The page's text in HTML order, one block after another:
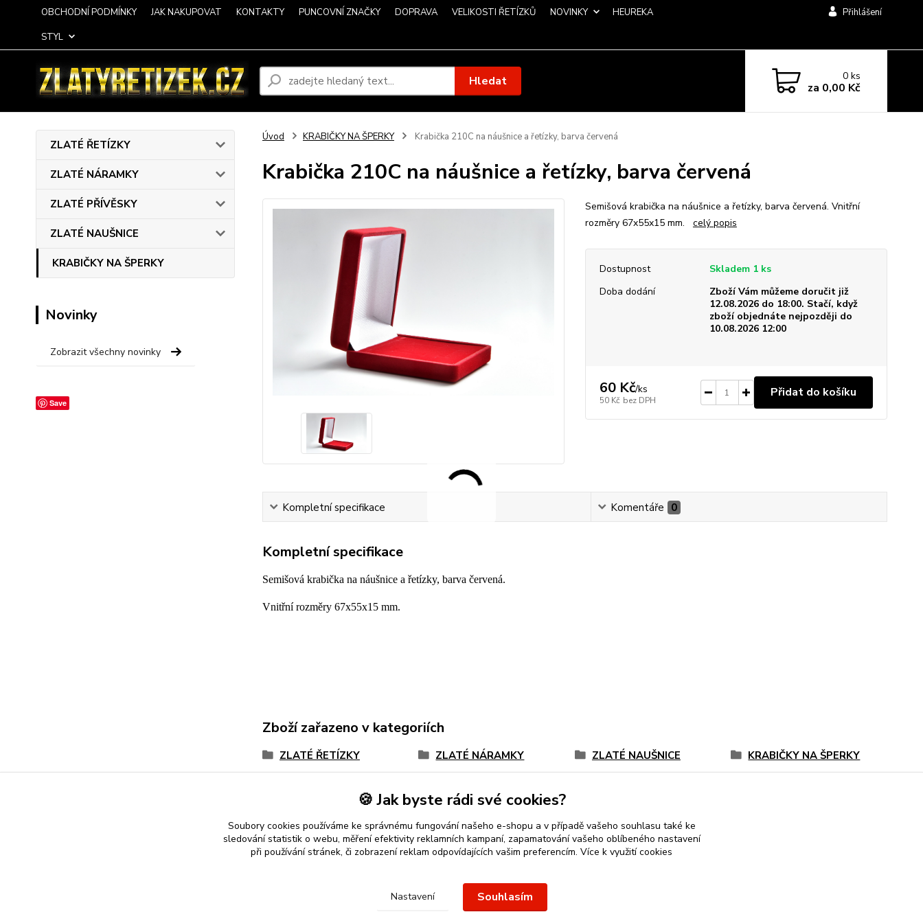
OBCHODNÍ PODMÍNKY JAK NAKUPOVAT KONTAKTY PUNCOVNÍ ZNAČKY DOPRAVA VELIKOSTI ŘETÍZKŮ NOVINKY
HEUREKA
STYL
Přihlášení
Hledat 0ks
za 0,00 Kč
ZLATÉ ŘETÍZKY
ZLATÉ NÁRAMKY
ZLATÉ PŘÍVĚSKY
ZLATÉ NAUŠNICE
KRABIČKY NA ŠPERKY
Novinky
Zobrazit všechny novinky
Save
Úvod KRABIČKY NA ŠPERKY Krabička 210C na náušnice a řetízky, barva červená
Krabička 210C na náušnice a řetízky, barva červená
Semišová krabička na náušnice a řetízky, barva červená. Vnitřní
rozměry 67x55x15 mm. celý popis
Dostupnost
Skladem 1 ks
Doba dodání
Zboží Vám můžeme doručit již
12.08.2026 do 18:00. Stačí, když
zboží objednáte nejpozději do
10.08.2026 12:00
60 Kč/ks
50 Kč bez DPH
Přidat do košíku
Kompletní specifikace Komentáře 0
Kompletní specifikace
Semišová krabička na náušnice a řetízky, barva červená.
Vnitřní rozměry 67x55x15 mm.
Zboží zařazeno v kategoriích
ZLATÉ ŘETÍZKY ZLATÉ NÁRAMKY ZLATÉ NAUŠNICE
KRABIČKY NA ŠPERKY
Křížek
nebo řetízek spolehlivý nápad na dárek.
🍪 Jak byste rádi své cookies?
Soubory cookies používáme ke správnému fungování našeho e-shopu a v případě vašeho souhlasu také ke
sledování statistik o webu, měření efektivity reklamních kampaní, zapamatování vašeho oblíbeného nastavení
při používání stránek, či zobrazení reklam odpovídajících vašim preferencím. Více k využití cookies
Nastavení Souhlasím